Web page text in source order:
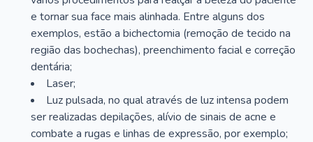
e tornar sua face mais alinhada. Entre alguns dos
exemplos, estão a bichectomia (remoção de tecido na
região das bochechas), preenchimento facial e correção
dentária;
Laser;
Luz pulsada, no qual através de luz intensa podem
ser realizadas depilações, alívio de sinais de acne e
combate a rugas e linhas de expressão, por exemplo;